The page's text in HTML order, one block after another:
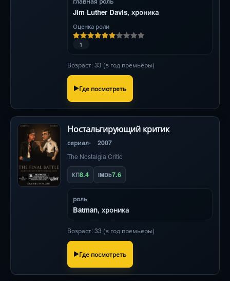
Jim Luther Davis, хроника
Оценка роли
1
Возраст: 33 (в год премьеры)
Где посмотреть
Ностальгирующий критик
сериал 2007
The Nostalgia Critic
КП8.4 IMDb7.6
роль
Batman, хроника
Возраст: 33 (в год премьеры)
Где посмотреть